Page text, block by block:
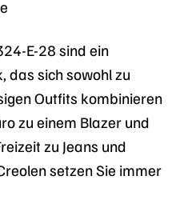
E-28 sind ein
das sich sowohl zu
Outfits kombinieren
zu einem Blazer und
zu Jeans und
setzen Sie immer